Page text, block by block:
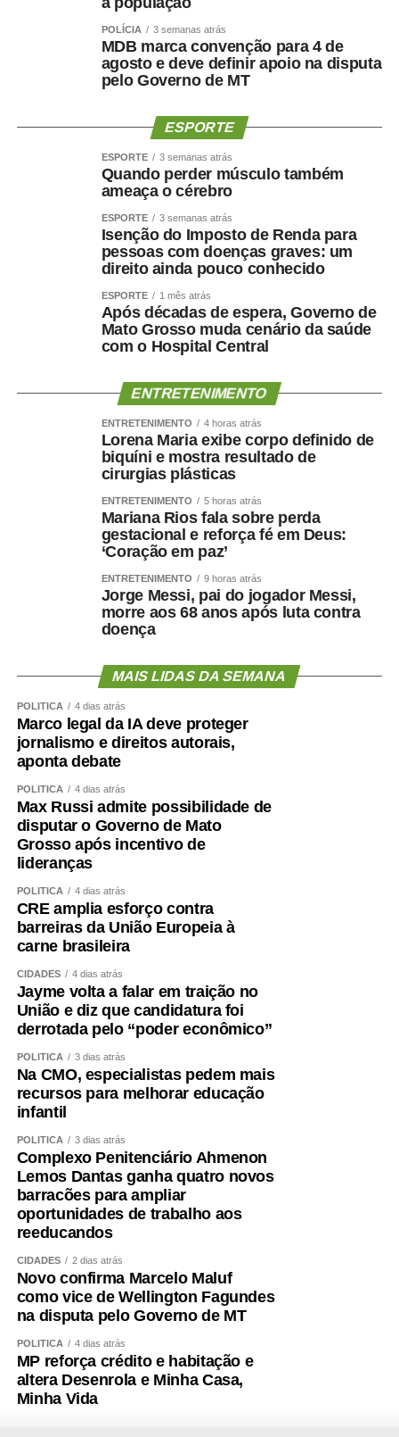
COMENTE ABAIXO:
WhatsApp
Facebook
Twitter
Messenger
LinkedIn
Share
POLÍCIA 3 semanas atrás
MDB marca convenção para 4 de
agosto e deve definir apoio na disputa
pelo Governo de MT
ESPORTE
ESPORTE 3 semanas atrás
Quando perder músculo também
ameaça o cérebro
ESPORTE 3 semanas atrás
Isenção do Imposto de Renda para
pessoas com doenças graves: um
direito ainda pouco conhecido
ESPORTE 1 mês atrás
Após décadas de espera, Governo de
Mato Grosso muda cenário da saúde
com o Hospital Central
ENTRETENIMENTO
ENTRETENIMENTO 4 horas atrás
Lorena Maria exibe corpo definido de
biquíni e mostra resultado de
cirurgias plásticas
ENTRETENIMENTO 5 horas atrás
Mariana Rios fala sobre perda
gestacional e reforça fé em Deus:
‘Coração em paz’
ENTRETENIMENTO 9 horas atrás
Jorge Messi, pai do jogador Messi,
morre aos 68 anos após luta contra
doença
MAIS LIDAS DA SEMANA
POLÍTICA 4 dias atrás
Marco legal da IA deve proteger
jornalismo e direitos autorais,
aponta debate
POLÍTICA 4 dias atrás
Max Russi admite possibilidade de
disputar o Governo de Mato
Grosso após incentivo de
lideranças
POLÍTICA 4 dias atrás
CRE amplia esforço contra
barreiras da União Europeia à
carne brasileira
CIDADES 4 dias atrás
Jayme volta a falar em traição no
União e diz que candidatura foi
derrotada pelo “poder econômico”
POLÍTICA 3 dias atrás
Na CMO, especialistas pedem mais
recursos para melhorar educação
infantil
POLÍTICA 3 dias atrás
Complexo Penitenciário Ahmenon
Lemos Dantas ganha quatro novos
barracões para ampliar
oportunidades de trabalho aos
reeducandos
CIDADES 2 dias atrás
Novo confirma Marcelo Maluf
como vice de Wellington Fagundes
na disputa pelo Governo de MT
POLÍTICA 4 dias atrás
MP reforça crédito e habitação e
altera Desenrola e Minha Casa,
Minha Vida